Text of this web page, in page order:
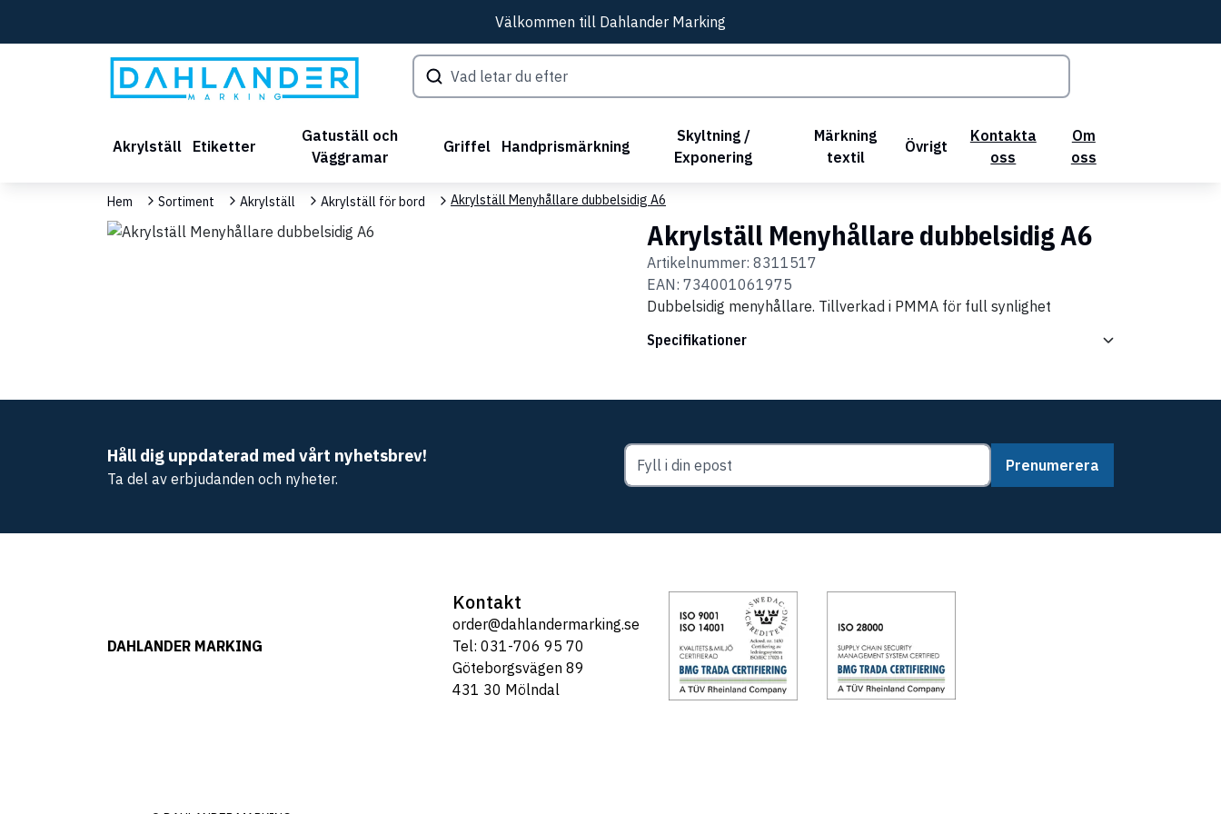
Välkommen till Dahlander Marking
Akrylställ Etiketter
Gatuställ och
Väggramar
Griffel Handprismärkning
Skyltning /
Exponering
Märkning
textil
Övrigt
Kontakta
oss
Om
oss
Hem Sortiment Akrylställ Akrylställ för bord Akrylställ Menyhållare dubbelsidig A6
Akrylställ Menyhållare dubbelsidig A6
Artikelnummer: 8311517
EAN: 734001061975
Dubbelsidig menyhållare. Tillverkad i PMMA för full synlighet
Specifikationer
Håll dig uppdaterad med vårt nyhetsbrev!
Ta del av erbjudanden och nyheter.
Prenumerera
DAHLANDER MARKING
Kontakt
order@dahlandermarking.se
Tel: 031-706 95 70
Göteborgsvägen 89
431 30 Mölndal